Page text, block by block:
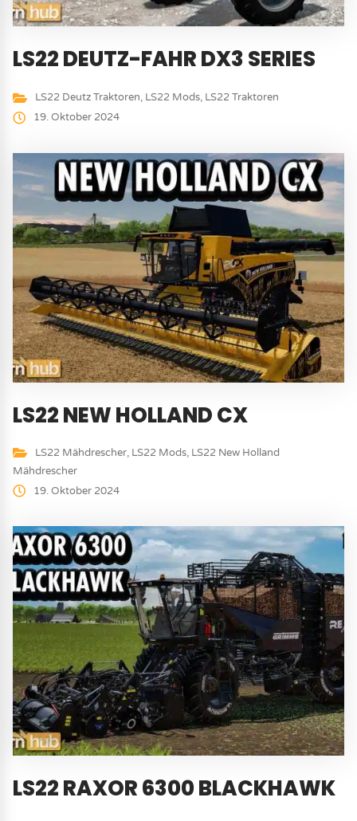
LS22 DEUTZ-FAHR DX3 SERIES
LS22 Deutz Traktoren, LS22 Mods, LS22 Traktoren
19. Oktober 2024
LS22 NEW HOLLAND CX
LS22 Mähdrescher, LS22 Mods, LS22 New Holland
Mähdrescher
19. Oktober 2024
LS22 RAXOR 6300 BLACKHAWK